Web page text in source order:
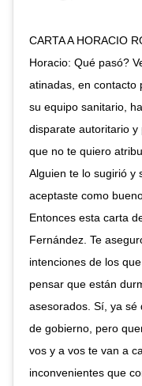
CARTA A HORACIO
Horacio: Qué pasó?
atinadas, en contacto
su equipo sanitario,
disparate autoritario
que no te quiero
Alguien te lo sugirió y
aceptaste como
Entonces esta carta
Fernández. Te
intenciones de los
pensar que están
asesorados. Sí, ya sé
de gobierno, pero
vos y a vos te van a
inconvenientes que